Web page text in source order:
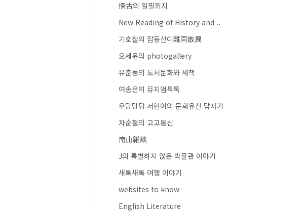
探古의 일필휘지
New Reading of History and ..
기호철의 잡동산이雜同散異
오세윤의 photogallery
유춘동의 도서문화와 세책
여송은의 뮤지엄톡톡
우당당탕 서현이의 문화유산 답사기
차순철의 고고통신
南山雜談
J의 특별하지 않은 박물관 이야기
새록새록 여행 이야기
websites to know
English Literature